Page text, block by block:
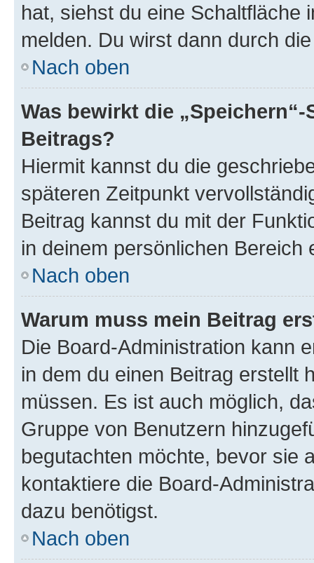
hat, siehst du eine Schaltfläche
melden. Du wirst dann durch
Nach oben
Was bewirkt die
Beitrags?
Hiermit kannst du die
späteren Zeitpunkt
Beitrag kannst du mit der
in deinem persönlichen Bereich
Nach oben
Warum muss mein Beitrag
Die Board-Administration kann
in dem du einen Beitrag erstellt
müssen. Es ist auch möglich,
Gruppe von Benutzern
begutachten möchte, bevor sie
kontaktiere die Board-
dazu benötigst.
Nach oben